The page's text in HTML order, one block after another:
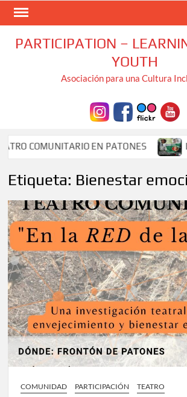
Saltar
contenido
PARTICIPATION –
YOUTH
Asociación para una Cultura
COMUNITARIO EN PATONES
Etiqueta: Bienestar
COMUNIDAD PARTICIPACIÓN TEATRO